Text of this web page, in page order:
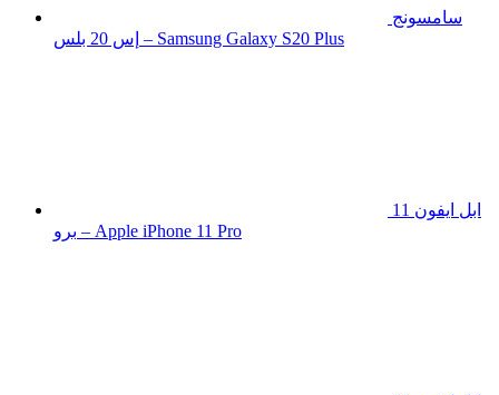
سامسونج
إس 20 بلس – Samsung Galaxy S20 Plus
ابل ايفون 11
برو – Apple iPhone 11 Pro